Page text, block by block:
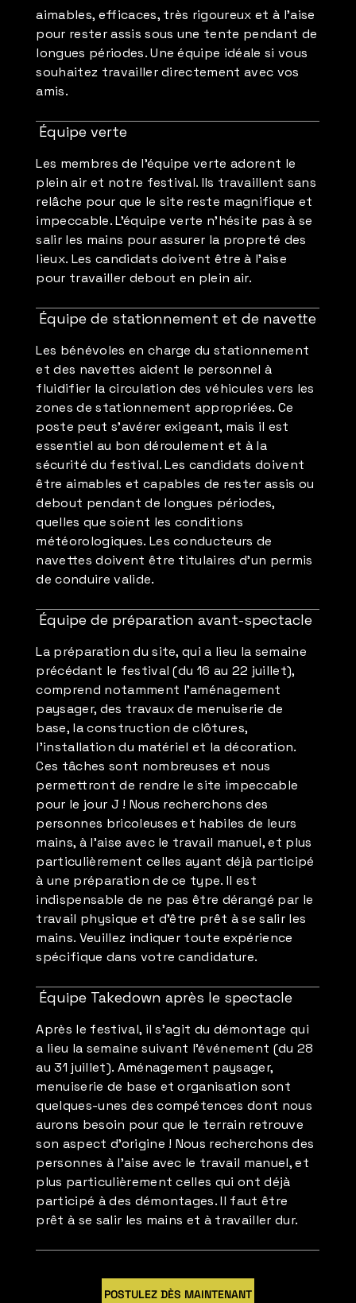
aimables, efficaces, très rigoureux et à l'aise
pour rester assis sous une tente pendant de
longues périodes. Une équipe idéale si vous
souhaitez travailler directement avec vos
amis.
Équipe verte
Les membres de l'équipe verte adorent le
plein air et notre festival. Ils travaillent sans
relâche pour que le site reste magnifique et
impeccable. L'équipe verte n'hésite pas à se
salir les mains pour assurer la propreté des
lieux. Les candidats doivent être à l'aise
pour travailler debout en plein air.
Équipe de stationnement et de navette
Les bénévoles en charge du stationnement
et des navettes aident le personnel à
fluidifier la circulation des véhicules vers les
zones de stationnement appropriées. Ce
poste peut s'avérer exigeant, mais il est
essentiel au bon déroulement et à la
sécurité du festival. Les candidats doivent
être aimables et capables de rester assis ou
debout pendant de longues périodes,
quelles que soient les conditions
météorologiques. Les conducteurs de
navettes doivent être titulaires d'un permis
de conduire valide.
Équipe de préparation avant-spectacle
La préparation du site, qui a lieu la semaine
précédant le festival (du 16 au 22 juillet),
comprend notamment l'aménagement
paysager, des travaux de menuiserie de
base, la construction de clôtures,
l'installation du matériel et la décoration.
Ces tâches sont nombreuses et nous
permettront de rendre le site impeccable
pour le jour J ! Nous recherchons des
personnes bricoleuses et habiles de leurs
mains, à l'aise avec le travail manuel, et plus
particulièrement celles ayant déjà participé
à une préparation de ce type. Il est
indispensable de ne pas être dérangé par le
travail physique et d'être prêt à se salir les
mains. Veuillez indiquer toute expérience
spécifique dans votre candidature.
Équipe Takedown après le spectacle
Après le festival, il s'agit du démontage qui
a lieu la semaine suivant l'événement (du 28
au 31 juillet). Aménagement paysager,
menuiserie de base et organisation sont
quelques-unes des compétences dont nous
aurons besoin pour que le terrain retrouve
son aspect d'origine ! Nous recherchons des
personnes à l'aise avec le travail manuel, et
plus particulièrement celles qui ont déjà
participé à des démontages. Il faut être
prêt à se salir les mains et à travailler dur.
POSTULEZ DÈS MAINTENANT